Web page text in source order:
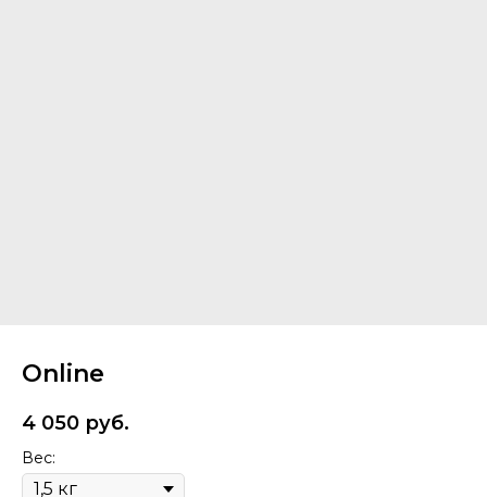
Online
4 050 руб.
Вес: